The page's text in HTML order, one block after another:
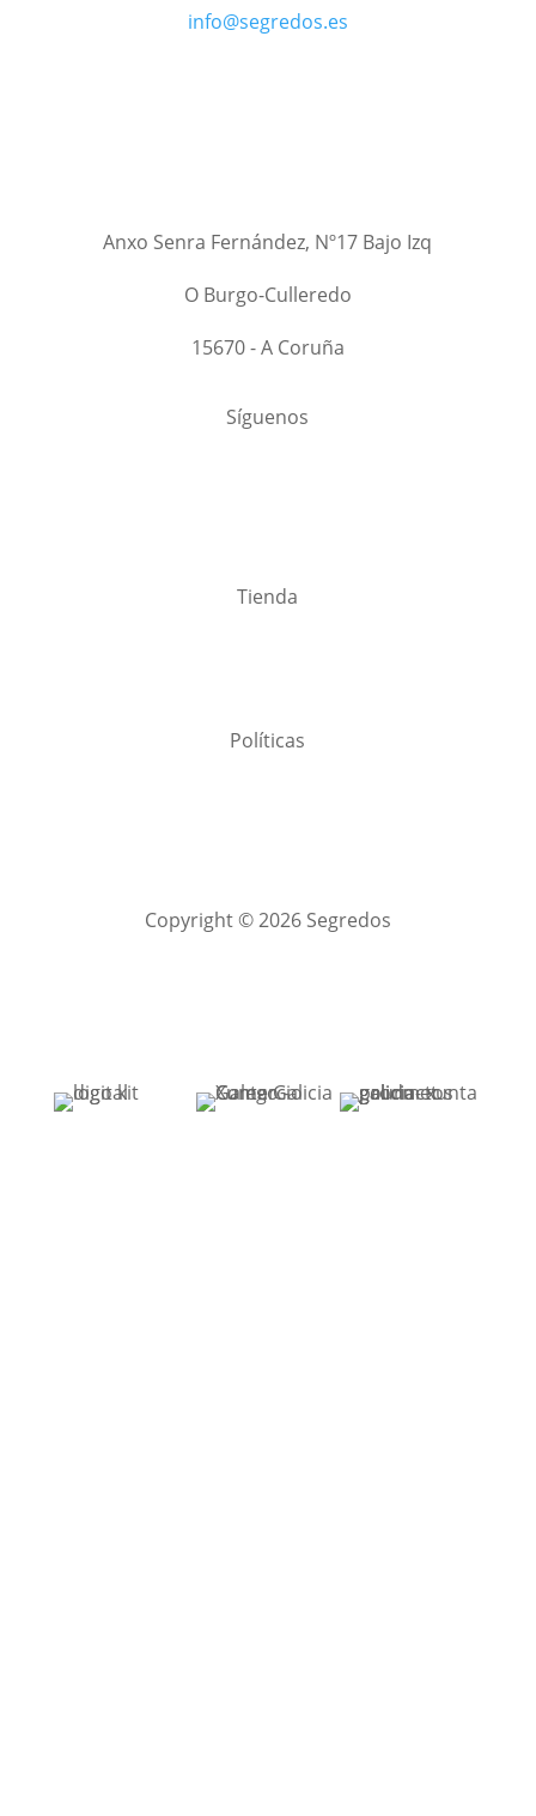
info@segredos.es
Anxo Senra Fernández, Nº17 Bajo Izq
O Burgo-Culleredo
15670 - A Coruña
Síguenos
Tienda
Políticas
Copyright © 2026 Segredos